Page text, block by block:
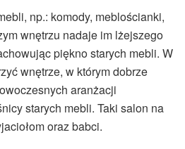
np.: komody, meblościanki,
wnętrzu nadaje im lżejszego
piękno starych mebli. W
wnętrze, w którym dobrze
aranżacji
starych mebli. Taki salon na
oraz babci.